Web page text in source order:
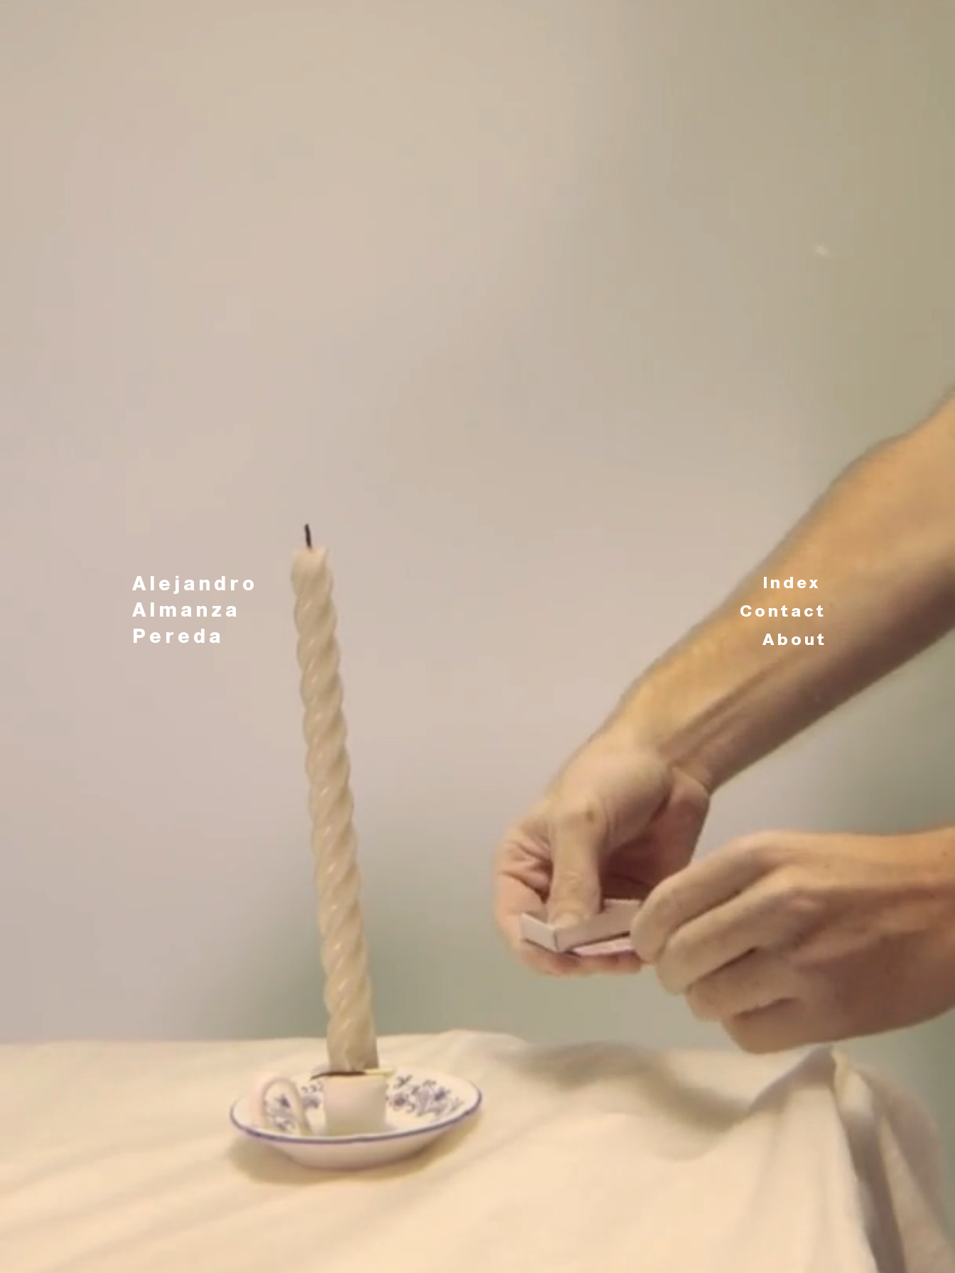
A l e j a n d r o
A l m a n z a
P e r e d a
I n d e x
C o n t a c t
A b o u t